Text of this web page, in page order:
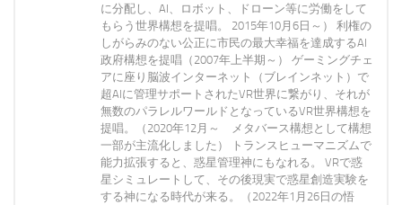
に分配し、AI、ロボット、ドローン等に労働をして
もらう世界構想を提唱。 2015年10月6日～） 利権の
しがらみのない公正に市民の最大幸福を達成するAI
政府構想を提唱（2007年上半期～） ゲーミングチェ
アに座り脳波インターネット（ブレインネット）で
超AIに管理サポートされたVR世界に繋がり、それが
無数のパラレルワールドとなっているVR世界構想を
提唱。（2020年12月～ メタバース構想として構想
一部が主流化しました） トランスヒューマニズムで
能力拡張すると、惑星管理神にもなれる。 VRで惑
星シミュレートして、その後現実で惑星創造実験を
する神になる時代が来る。（2022年1月26日の悟